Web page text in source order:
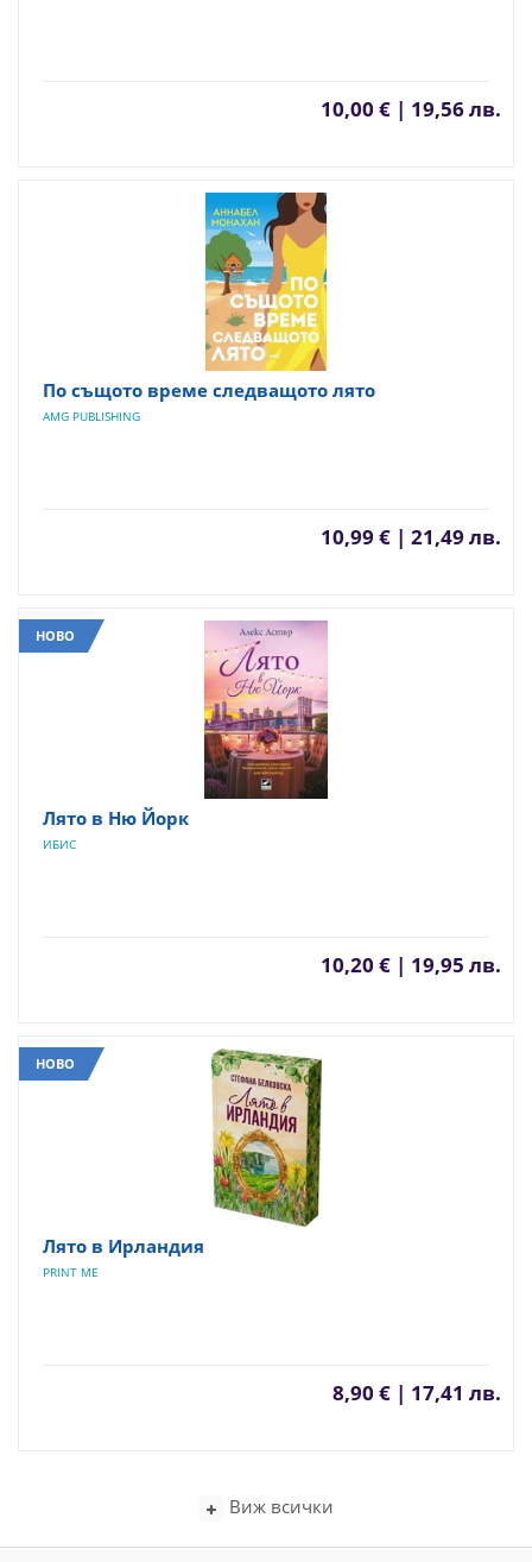
10,00 € | 19,56 лв.
По същото време следващото лято
AMG PUBLISHING
10,99 € | 21,49 лв.
НОВО
Лято в Ню Йорк
ИБИС
10,20 € | 19,95 лв.
НОВО
Лято в Ирландия
PRINT ME
8,90 € | 17,41 лв.
Виж всички